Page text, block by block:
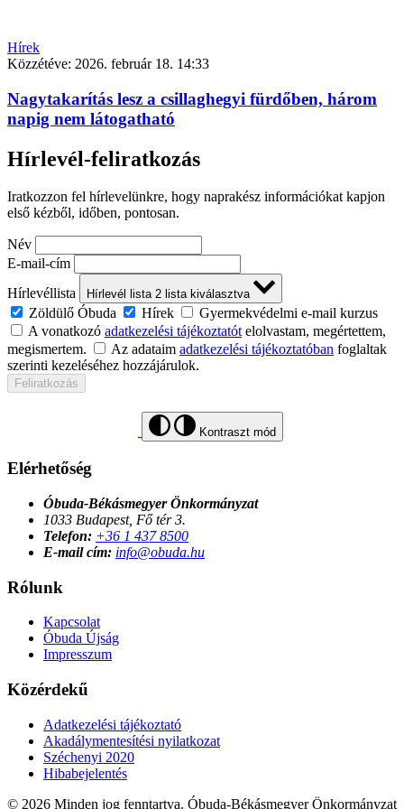
Hírek
Közzétéve: 2026. február 18. 14:33
Nagytakarítás lesz a csillaghegyi fürdőben, három
napig nem látogatható
Hírlevél-feliratkozás
Iratkozzon fel hírlevelünkre, hogy naprakész információkat kapjon
első kézből, időben, pontosan.
Név
E-mail-cím
Hírlevéllista
Hírlevél lista 2 lista kiválasztva
Zöldülő Óbuda Hírek
Gyermekvédelmi e-mail kurzus
A vonatkozó adatkezelési tájékoztatótelolvastam, megértettem,
megismertem.
Az adataim adatkezelési tájékoztatóban foglaltak
szerinti kezeléséhez hozzájárulok.
Feliratkozás
Kontraszt mód
Elérhetőség
Óbuda-Békásmegyer Önkormányzat
1033 Budapest, Fő tér 3.
Telefon: +36 1 437 8500
E-mail cím: info@obuda.hu
Rólunk
Kapcsolat
Óbuda Újság
Impresszum
Közérdekű
Adatkezelési tájékoztató
Akadálymentesítési nyilatkozat
Széchenyi 2020
Hibabejelentés
© 2026 Minden jog fenntartva. Óbuda-Békásmegyer Önkormányzat